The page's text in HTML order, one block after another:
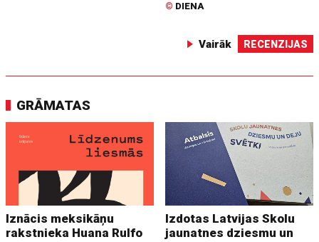
© DIENA
Vairāk RECENZIJAS
GRĀMATAS
Iznācis meksikāņu
rakstnieka Huana Rulfo
Izdotas Latvijas Skolu
jaunatnes dziesmu un